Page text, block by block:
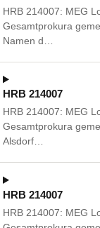
HRB 214007: MEG
Gesamtprokura
Namen d…
HRB 214007
HRB 214007: MEG
Gesamtprokura
Alsdorf…
HRB 214007
HRB 214007: MEG